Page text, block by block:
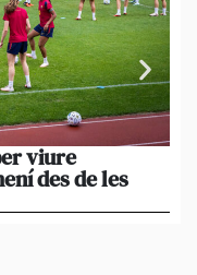
viure
des de les